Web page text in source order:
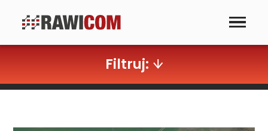
Filtruj:
Dla firm
Instalacje fotowoltaiczne
Stacje ładowania
samochodów elektrycznych